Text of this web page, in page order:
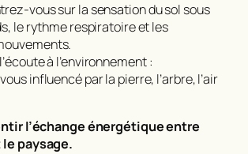
sur la sensation du sol sous
le rythme respiratoire et les
à l’environnement :
influencé par la pierre, l’arbre, l’air
l’échange énergétique entre
paysage.